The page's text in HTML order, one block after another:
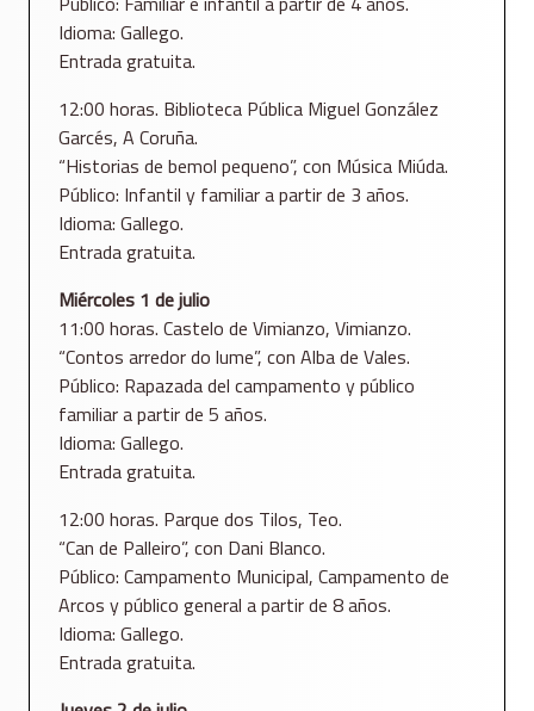
Idioma: Gallego.
Entrada gratuita.
12:00 horas. Biblioteca Pública Miguel González
Garcés, A Coruña.
“Historias de bemol pequeno”, con Música Miúda.
Público: Infantil y familiar a partir de 3 años.
Idioma: Gallego.
Entrada gratuita.
Miércoles 1 de julio
11:00 horas. Castelo de Vimianzo, Vimianzo.
“Contos arredor do lume”, con Alba de Vales.
Público: Rapazada del campamento y público
familiar a partir de 5 años.
Idioma: Gallego.
Entrada gratuita.
12:00 horas. Parque dos Tilos, Teo.
“Can de Palleiro”, con Dani Blanco.
Público: Campamento Municipal, Campamento de
Arcos y público general a partir de 8 años.
Idioma: Gallego.
Entrada gratuita.